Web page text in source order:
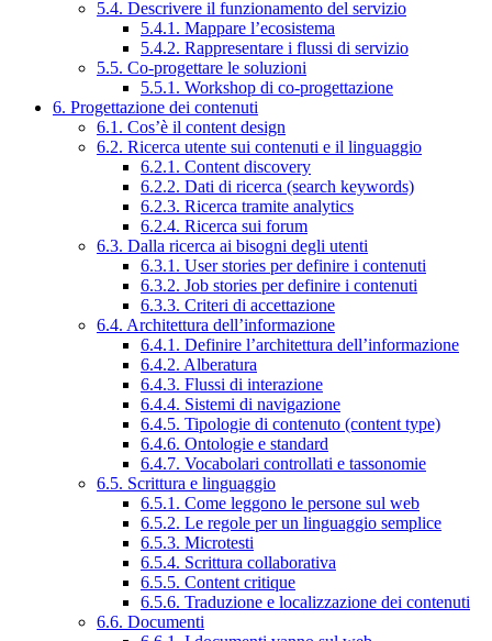
5.4. Descrivere il funzionamento del servizio
5.4.1. Mappare l’ecosistema
5.4.2. Rappresentare i flussi di servizio
5.5. Co-progettare le soluzioni
5.5.1. Workshop di co-progettazione
6. Progettazione dei contenuti
6.1. Cos’è il content design
6.2. Ricerca utente sui contenuti e il linguaggio
6.2.1. Content discovery
6.2.2. Dati di ricerca (search keywords)
6.2.3. Ricerca tramite analytics
6.2.4. Ricerca sui forum
6.3. Dalla ricerca ai bisogni degli utenti
6.3.1. User stories per definire i contenuti
6.3.2. Job stories per definire i contenuti
6.3.3. Criteri di accettazione
6.4. Architettura dell’informazione
6.4.1. Definire l’architettura dell’informazione
6.4.2. Alberatura
6.4.3. Flussi di interazione
6.4.4. Sistemi di navigazione
6.4.5. Tipologie di contenuto (content type)
6.4.6. Ontologie e standard
6.4.7. Vocabolari controllati e tassonomie
6.5. Scrittura e linguaggio
6.5.1. Come leggono le persone sul web
6.5.2. Le regole per un linguaggio semplice
6.5.3. Microtesti
6.5.4. Scrittura collaborativa
6.5.5. Content critique
6.5.6. Traduzione e localizzazione dei contenuti
6.6. Documenti